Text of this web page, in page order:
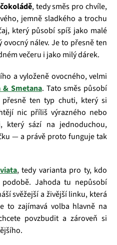
, tedy směs pro chvíle,
jemně sladkého a trochu
který působí spíš jako malé
nálev. Je to přesně ten
večeru i jako milý dárek.
a vyloženě ovocného, velmi
& Smetana. Tato směs působí
ten typ chuti, který si
nic příliš výrazného nebo
který sází na jednoduchou,
— a právě proto funguje tak
, tedy varianta pro ty, kdo
Jahoda tu nepůsobí
svěžejší a živější linku, která
to zajímavá volba hlavně na
povzbudit a zároveň si